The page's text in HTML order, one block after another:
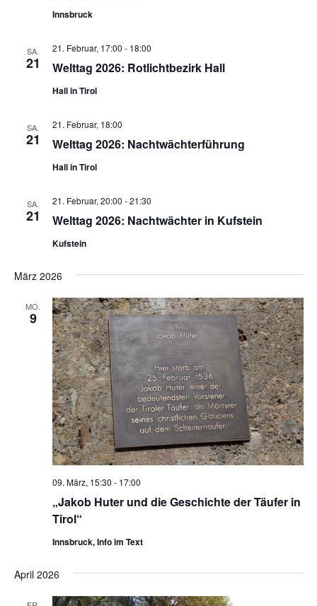
Innsbruck
SA.
21 Welttag 2026: Rotlichtbezirk Hall
21. Februar, 17:00 - 18:00
Hall in Tirol
SA.
21 Welttag 2026: Nachtwächterführung
21. Februar, 18:00
Hall in Tirol
SA.
21 Welttag 2026: Nachtwächter in Kufstein
21. Februar, 20:00 -21:30
Kufstein
März 2026
MO.
9
„Jakob Huter und die Geschichte der Täufer in
Tirol“
09. März, 15:30 - 17:00
Innsbruck, Info im Text
April 2026